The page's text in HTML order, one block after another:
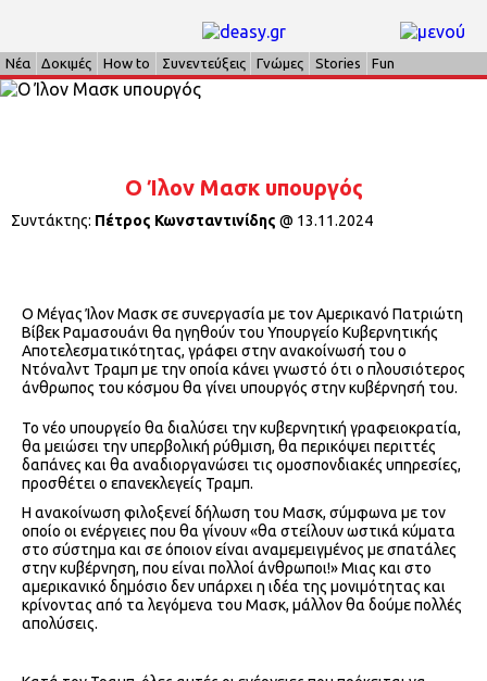
Νέα Δοκιμές How to Συνεντεύξεις Γνώμες Stories Fun
Ο Ίλον Μασκ υπουργός
Συντάκτης: Πέτρος Κωνσταντινίδης @ 13.11.2024
Ο Μέγας Ίλον Μασκ σε συνεργασία με τον Αμερικανό Πατριώτη
Βίβεκ Ραμασουάνι θα ηγηθούν του Υπουργείο Κυβερνητικής
Αποτελεσματικότητας, γράφει στην ανακοίνωσή του ο
Ντόναλντ Τραμπ με την οποία κάνει γνωστό ότι ο πλουσιότερος
άνθρωπος του κόσμου θα γίνει υπουργός στην κυβέρνησή του.
Το νέο υπουργείο θα διαλύσει την κυβερνητική γραφειοκρατία,
θα μειώσει την υπερβολική ρύθμιση, θα περικόψει περιττές
δαπάνες και θα αναδιοργανώσει τις ομοσπονδιακές υπηρεσίες,
προσθέτει ο επανεκλεγείς Τραμπ.
Η ανακοίνωση φιλοξενεί δήλωση του Μασκ, σύμφωνα με τον
οποίο οι ενέργειες που θα γίνουν «θα στείλουν ωστικά κύματα
στο σύστημα και σε όποιον είναι αναμεμειγμένος με σπατάλες
στην κυβέρνηση, που είναι πολλοί άνθρωποι!» Μιας και στο
αμερικανικό δημόσιο δεν υπάρχει η ιδέα της μονιμότητας και
κρίνοντας από τα λεγόμενα του Μασκ, μάλλον θα δούμε πολλές
απολύσεις.